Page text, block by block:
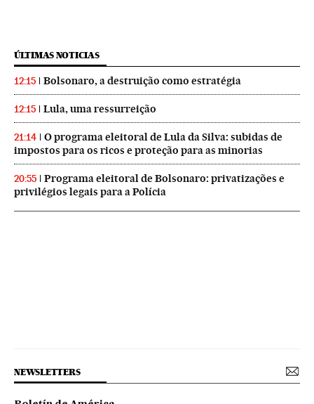
ÚLTIMAS NOTICIAS
12:15 Bolsonaro, a destruição como estratégia
12:15 Lula, uma ressurreição
21:14
O programa eleitoral de Lula da Silva: subidas de
impostos para os ricos e proteção para as minorias
20:55
Programa eleitoral de Bolsonaro: privatizações e
privilégios legais para a Polícia
NEWSLETTERS